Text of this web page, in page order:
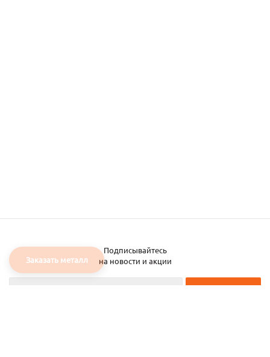
Подписывайтесь
на новости и акции
Заказать металл